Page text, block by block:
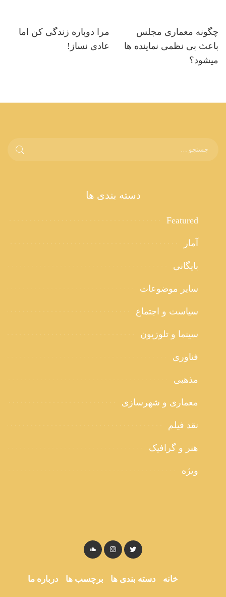
چگونه معماری مجلس
باعث بی نظمی نماینده ها
میشود؟
مرا دوباره زندگی کن اما
عادی نساز!
دسته بندی ها
Featured
آمار
بایگانی
سایر موضوعات
سیاست و اجتماع
سینما و تلوزیون
فناوری
مذهبی
معماری و شهرسازی
نقد فیلم
هنر و گرافیک
ویژه
خانه دسته بندی ها برچسب ها درباره ما